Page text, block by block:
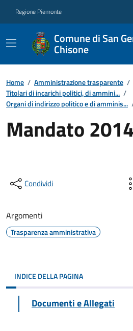
Regione Piemonte
Comune di San
Chisone
Home / Amministrazione trasparente /
Titolari di incarichi politici, di ammini... /
Organi di indirizzo politico e di amminis...
Mandato
Condividi
Argomenti
Trasparenza amministrativa
INDICE DELLA PAGINA
Documenti e Allegati